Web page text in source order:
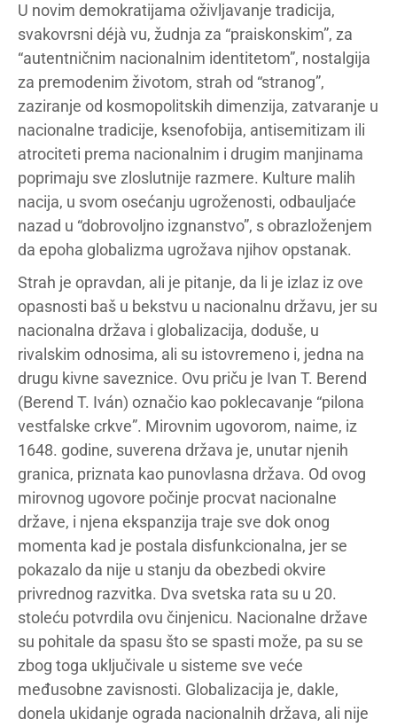
U novim demokratijama oživljavanje tradicija,
svakovrsni déjà vu, žudnja za “praiskonskim”, za
“autentničnim nacionalnim identitetom”, nostalgija
za premodenim životom, strah od “stranog”,
zaziranje od kosmopolitskih dimenzija, zatvaranje u
nacionalne tradicije, ksenofobija, antisemitizam ili
atrociteti prema nacionalnim i drugim manjinama
poprimaju sve zloslutnije razmere. Kulture malih
nacija, u svom osećanju ugroženosti, odbauljaće
nazad u “dobrovoljno izgnanstvo”, s obrazloženjem
da epoha globalizma ugrožava njihov opstanak.
Strah je opravdan, ali je pitanje, da li je izlaz iz ove
opasnosti baš u bekstvu u nacionalnu državu, jer su
nacionalna država i globalizacija, doduše, u
rivalskim odnosima, ali su istovremeno i, jedna na
drugu kivne saveznice. Ovu priču je Ivan T. Berend
(Berend T. Iván) označio kao poklecavanje “pilona
vestfalske crkve”. Mirovnim ugovorom, naime, iz
1648. godine, suverena država je, unutar njenih
granica, priznata kao punovlasna država. Od ovog
mirovnog ugovore počinje procvat nacionalne
države, i njena ekspanzija traje sve dok onog
momenta kad je postala disfunkcionalna, jer se
pokazalo da nije u stanju da obezbedi okvire
privrednog razvitka. Dva svetska rata su u 20.
stoleću potvrdila ovu činjenicu. Nacionalne države
su pohitale da spasu što se spasti može, pa su se
zbog toga uključivale u sisteme sve veće
međusobne zavisnosti. Globalizacija je, dakle,
donela ukidanje ograda nacionalnih država, ali nije